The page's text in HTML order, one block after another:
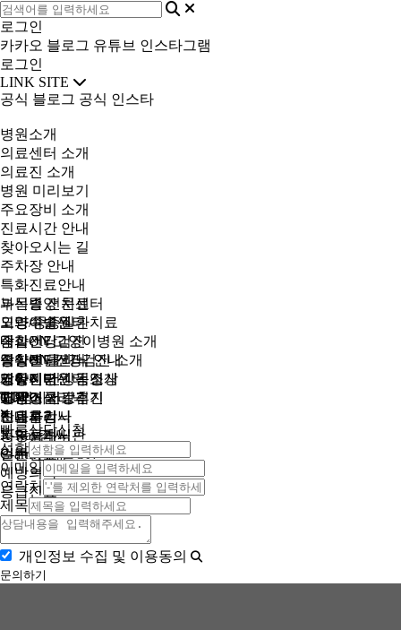
로그인
카카오 블로그 유튜브 인스타그램
로그인
LINK SITE
공식 블로그 공식 인스타
병원소개
의료센터 소개
의료진 소개
병원 미리보기
주요장비 소개
진료시간 안내
찾아오시는 길
주차장 안내
특화진료안내
부신종양 치료
노령/중증질환치료
과목별 전문센터
외과수술센터
내과센터
종양센터
재활센터
내시경클리닉
치과클리닉
피부클리닉
일반진료
예방의학
응급진료
고양이병원
잠실ON 고양이병원 소개
질환별 클리닉 안내
고양이병원 동영상
고양이 치료후기
종합건강검진
잠실ON 건강검진 소개
강아지 건강검진
고양이 건강검진
안내사항
영상진단센터
영상진단센터 소개
CT검사
초음파검사
X-Ray검사
C-arm검사
커뮤니티
병원소식
진료후기
동영상게시판
언론속 잠실ON
TOP
빠른상담신청
성함
이메일
연락처
제목
개인정보 수집 및 이용동의
문의하기